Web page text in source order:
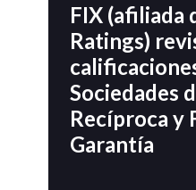
FIX (afiliada
Ratings)
Sociedades
Recíproca y
Garantía